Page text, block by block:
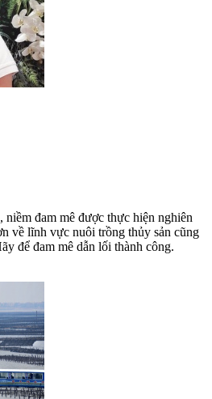
niềm đam mê được thực hiện nghiên
về lĩnh vực nuôi trồng thủy sản cũng
để đam mê dẫn lối thành công.